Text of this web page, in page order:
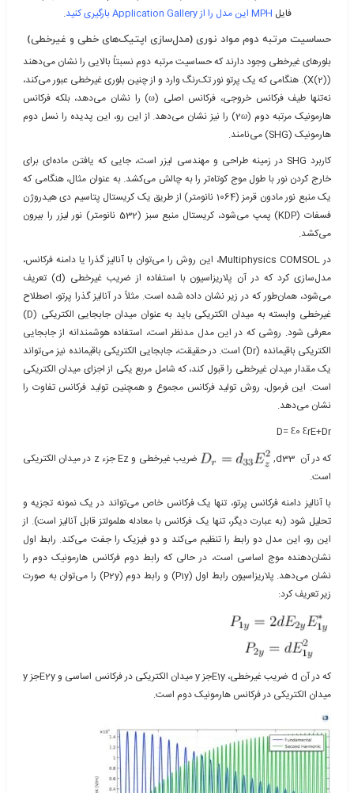
فایل MPH این مدل را از Application Gallery بارگیری کنید .
حساسیت مرتبه دوم مواد نوری (مدل‌سازی اپتیک‌های خطی و غیرخطی)
بلورهای غیرخطی وجود دارند که حساسیت مرتبه دوم نسبتاً بالایی را نشان می‌دهند
(X(2)). هنگامی که یک پرتو نور تک‌رنگ وارد و از چنین بلوری غیرخطی عبور می‌کند،
نه‌تنها طیف فرکانس خروجی، فرکانس اصلی (ω) را نشان می‌دهد، بلکه فرکانس
هارمونیک مرتبه دوم (2ω ) را نیز نشان می‌دهد. از این رو، این پدیده را نسل دوم
هارمونیک (SHG) می‌نامند.
کاربرد SHG در زمینه طراحی و مهندسی لیزر است، جایی که یافتن ماده‌ای برای
خارج کردن نور با طول موج کوتاه‌تر را به چالش می‌کشد. به عنوان مثال، هنگامی که
یک منبع نور مادون قرمز (1064 نانومتر) از طریق یک کریستال پتاسیم دی هیدروژن
فسفات (KDP) پمپ می‌شود، کریستال منبع سبز (532 نانومتر) نور لیزر را بیرون
می‌کشد.
در Multiphysics COMSOL، این روش را می‌توان با آنالیز گذرا یا دامنه فرکانس،
مدل‌سازی کرد که در آن پلاریزاسیون با استفاده از ضریب غیرخطی (d) تعریف
می‌شود، همان‌طور که در زیر نشان داده شده است. مثلاً در آنالیز گذرا پرتو، اصطلاح
غیرخطی وابسته به میدان الکتریکی باید به عنوان میدان جابجایی الکتریکی (D)
معرفی شود. روشی که در این مدل مدنظر است، استفاده هوشمندانه از جابجایی
الکتریکی باقیمانده (Dr) است. در حقیقت، جابجایی الکتریکی باقیمانده نیز می‌تواند
یک مقدار میدان غیرخطی را قبول کند، که شامل مربع یکی از اجزای میدان الکتریکی
است. این فرمول، روش تولید فرکانس مجموع و همچنین تولید فرکانس تفاوت را
نشان می‌دهد.
D= Ɛ0 ƐrE+Dr
که در آن d33,
ضریب غیرخطی و Ez جزء z در میدان الکتریکی
است.
با آنالیز دامنه فرکانس پرتو، تنها یک فرکانس خاص می‌تواند در یک نمونه تجزیه و
تحلیل شود (به عبارت دیگر، تنها یک فرکانس با معادله هلمولتز قابل آنالیز است). از
این رو، این مدل دو رابط را تنظیم می‌کند و دو فیزیک را جفت می‌کند. رابط اول
نشان‌دهنده موج اساسی است، در حالی که رابط دوم فرکانس هارمونیک دوم را
نشان می‌دهد. پلاریزاسیون رابط اول (P1y) و رابط دوم (P2y) را می‌توان به صورت
زیر تعریف کرد:
که در آن d ضریب غیرخطی، E1yجز y میدان الکتریکی در فرکانس اساسی و E2yجز y
میدان الکتریکی در فرکانس هارمونیک دوم است.